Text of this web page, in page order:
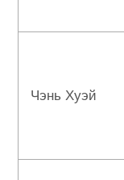
Чэнь Xуэй